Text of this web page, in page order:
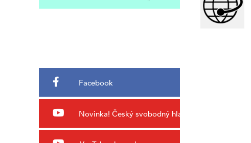
Facebook
Novinka! Český svobodný hlas